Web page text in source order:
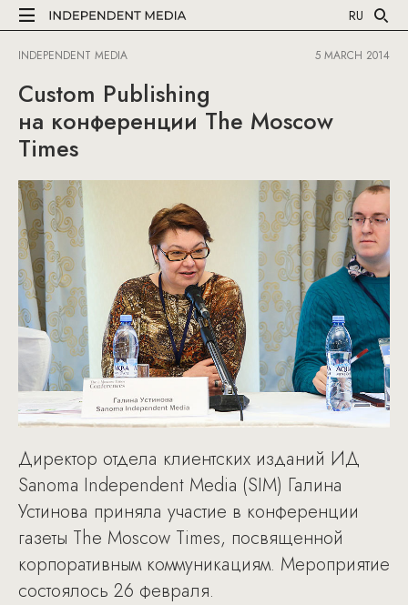
RU
INDEPENDENT MEDIA 5 MARCH 2014
Custom Publishing
на конференции The Moscow
Times
Директор отдела клиентских изданий ИД
Sanoma Independent Media (SIM) Галина
Устинова приняла участие в конференции
газеты The Moscow Times, посвященной
корпоративным коммуникациям. Мероприятие
состоялось 26 февраля.